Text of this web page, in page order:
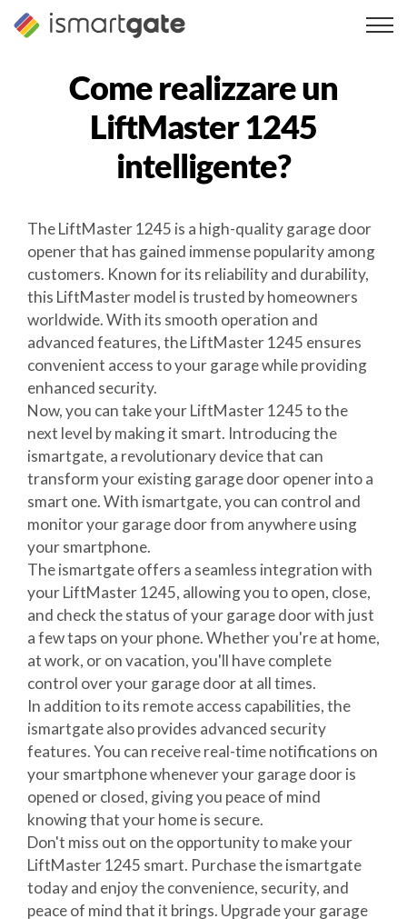
Come realizzare un
LiftMaster 1245
intelligente?
The LiftMaster 1245 is a high-quality garage door
opener that has gained immense popularity among
customers. Known for its reliability and durability,
this LiftMaster model is trusted by homeowners
worldwide. With its smooth operation and
advanced features, the LiftMaster 1245 ensures
convenient access to your garage while providing
enhanced security.
Now, you can take your LiftMaster 1245 to the
next level by making it smart. Introducing the
ismartgate, a revolutionary device that can
transform your existing garage door opener into a
smart one. With ismartgate, you can control and
monitor your garage door from anywhere using
your smartphone.
The ismartgate offers a seamless integration with
your LiftMaster 1245, allowing you to open, close,
and check the status of your garage door with just
a few taps on your phone. Whether you're at home,
at work, or on vacation, you'll have complete
control over your garage door at all times.
In addition to its remote access capabilities, the
ismartgate also provides advanced security
features. You can receive real-time notifications on
your smartphone whenever your garage door is
opened or closed, giving you peace of mind
knowing that your home is secure.
Don't miss out on the opportunity to make your
LiftMaster 1245 smart. Purchase the ismartgate
today and enjoy the convenience, security, and
peace of mind that it brings. Upgrade your garage